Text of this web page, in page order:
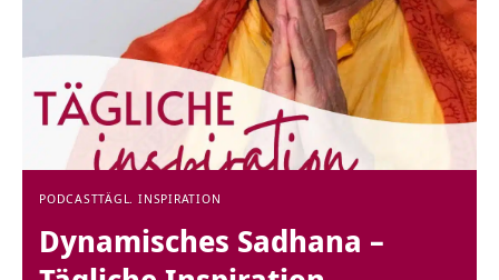
PODCASTTÄGL. INSPIRATION
Dynamisches Sadhana –